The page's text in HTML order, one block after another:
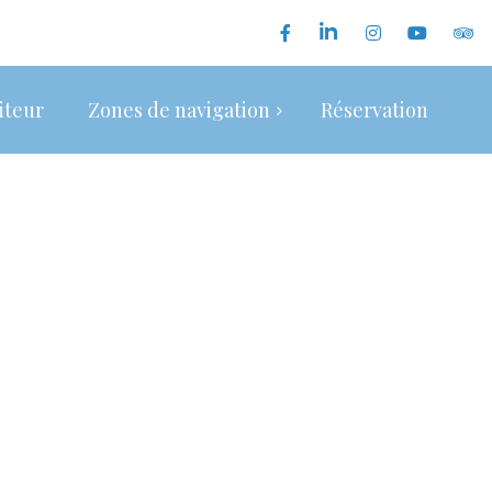
Zones de navigation Réservation